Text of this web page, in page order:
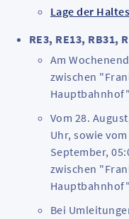
Lage der
RE3, RE13, RB31,
Am
zwischen
Vom 28.
Uhr, sowie
September,
zwischen
Bei